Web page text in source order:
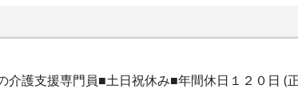
介護支援専門員■土日祝休み■年間休日１２０日 (